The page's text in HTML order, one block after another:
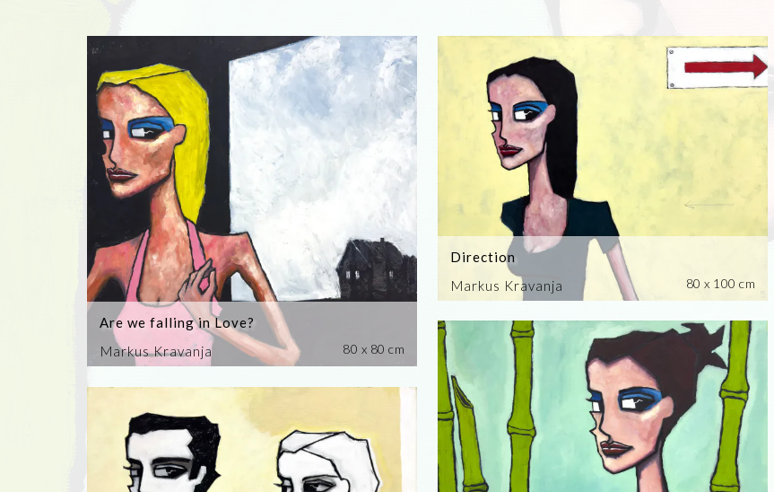
Markus Kravanja
Are we falling in Love?
80 x 80 cm
Markus Kravanja
Direction
80 x 100 cm